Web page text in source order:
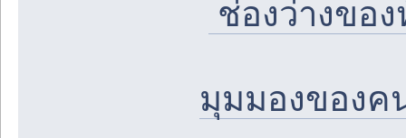
ช่องว่างขอ
มุมมองของค